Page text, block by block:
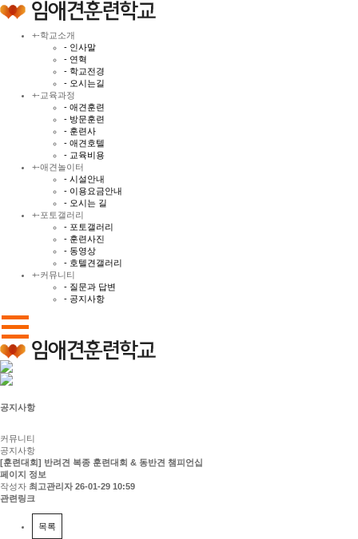
+-학교소개
- 인사말
- 연혁
- 학교전경
- 오시는길
+- 교육과정
- 애견훈련
- 방문훈련
- 훈련사
- 애견호텔
- 교육비용
+-애견놀이터
- 시설안내
- 이용요금안내
- 오시는 길
+-포토갤러리
- 포토갤러리
- 훈련사진
- 동영상
- 호텔견갤러리
+-커뮤니티
- 질문과 답변
- 공지사항
공지사항
커뮤니티
공지사항
[훈련대회] 반려견 복종 훈련대회 & 동반견 챔피언십
페이지 정보
작성자 최고관리자 26-01-29 10:59
관련링크
목록